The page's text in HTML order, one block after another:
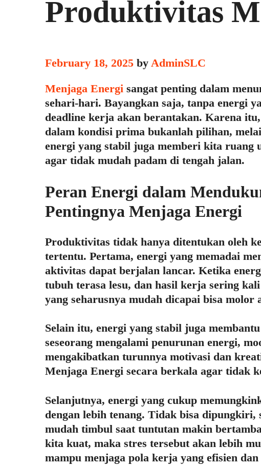
Produktivitas
February 18, 2025 by AdminSLC
Menjaga Energi sangat penting dalam
sehari-hari. Bayangkan saja, tanpa energi
deadline kerja akan berantakan. Karena
dalam kondisi prima bukanlah pilihan,
energi yang stabil juga memberi kita ruang
agar tidak mudah padam di tengah jalan.
Peran Energi dalam
Pentingnya Menjaga Energi
Produktivitas tidak hanya ditentukan oleh
tertentu. Pertama, energi yang memadai
aktivitas dapat berjalan lancar. Ketika
tubuh terasa lesu, dan hasil kerja sering
yang seharusnya mudah dicapai bisa molor
Selain itu, energi yang stabil juga
seseorang mengalami penurunan energi,
mengakibatkan turunnya motivasi dan
Menjaga Energi secara berkala agar tidak
Selanjutnya, energi yang cukup
dengan lebih tenang. Tidak bisa
mudah timbul saat tuntutan makin
kita kuat, maka stres tersebut akan lebih
mampu menjaga pola kerja yang efisien